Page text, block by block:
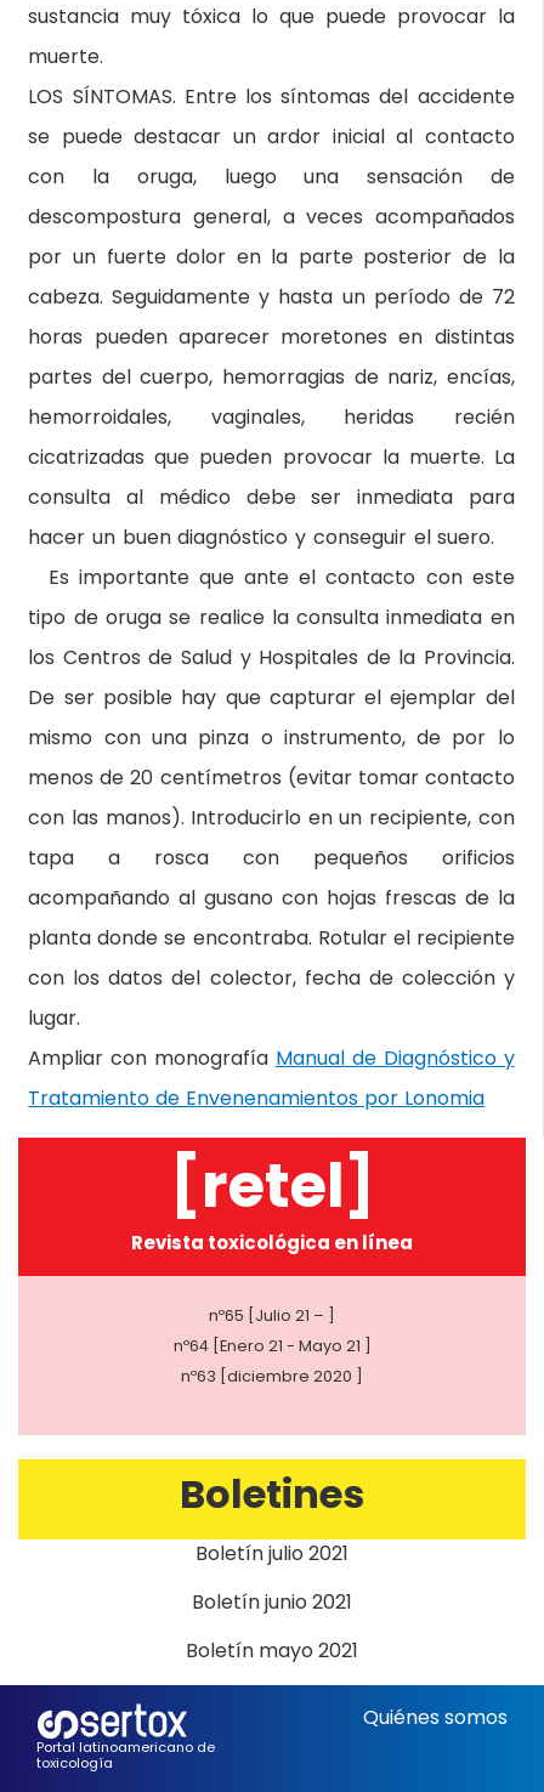
sustancia muy tóxica lo que puede provocar la
muerte.
LOS SÍNTOMAS. Entre los síntomas del accidente
se puede destacar un ardor inicial al contacto
con la oruga, luego una sensación de
descompostura general, a veces acompañados
por un fuerte dolor en la parte posterior de la
cabeza. Seguidamente y hasta un período de 72
horas pueden aparecer moretones en distintas
partes del cuerpo, hemorragias de nariz, encías,
hemorroidales, vaginales, heridas recién
cicatrizadas que pueden provocar la muerte. La
consulta al médico debe ser inmediata para
hacer un buen diagnóstico y conseguir el suero.
Es importante que ante el contacto con este
tipo de oruga se realice la consulta inmediata en
los Centros de Salud y Hospitales de la Provincia.
De ser posible hay que capturar el ejemplar del
mismo con una pinza o instrumento, de por lo
menos de 20 centímetros (evitar tomar contacto
con las manos). Introducirlo en un recipiente, con
tapa a rosca con pequeños orificios
acompañando al gusano con hojas frescas de la
planta donde se encontraba. Rotular el recipiente
con los datos del colector, fecha de colección y
lugar.
Ampliar con monografía Manual de Diagnóstico y
Tratamiento de Envenenamientos por Lonomia
[retel]
Revista toxicológica en línea
nº65 [Julio 21 – ]
nº64 [Enero 21 - Mayo 21 ]
nº63 [diciembre 2020 ]
Boletines
Boletín julio 2021
Boletín junio 2021
Boletín mayo 2021
Portal latinoamericano de
toxicología
Quiénes somos